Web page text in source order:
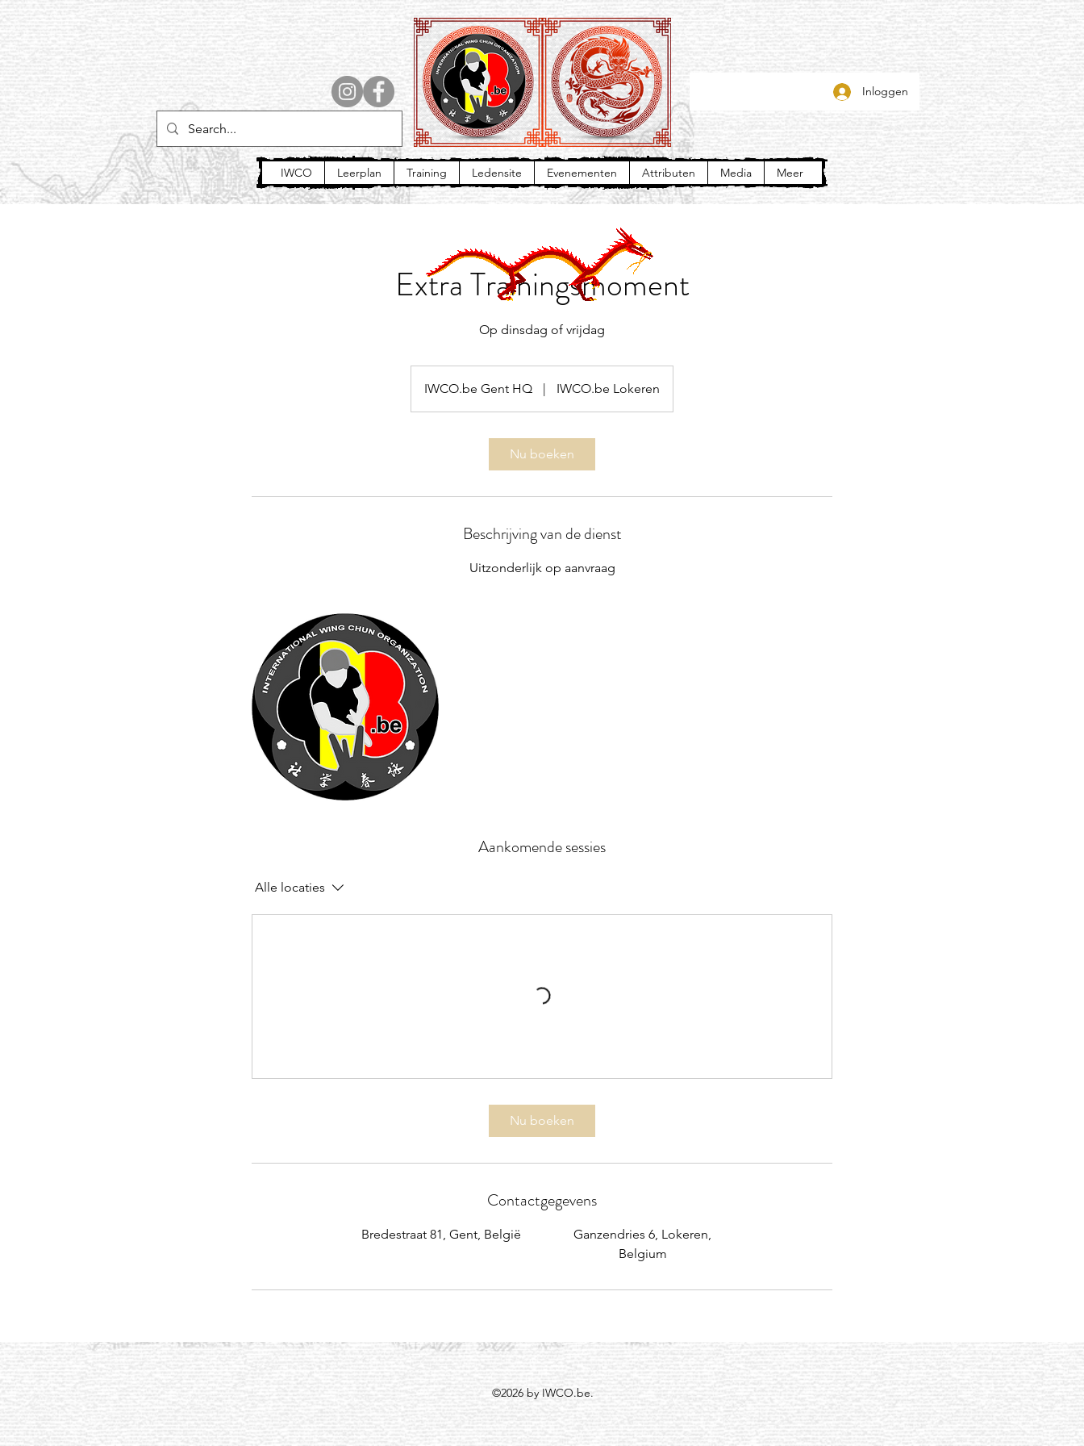
Inloggen
IWCO Leerplan Training Ledensite Evenementen Attributen Media Meer
Extra Trainingsmoment
Op dinsdag of vrijdag
IWCO.be Gent HQ | IWCO.be Lokeren
Nu boeken
Beschrijving van de dienst
Uitzonderlijk op aanvraag
Aankomende sessies
Alle locaties
Nu boeken
Contactgegevens
Bredestraat 81, Gent, België
Ganzendries 6, Lokeren,
Belgium
©2026 by IWCO.be.